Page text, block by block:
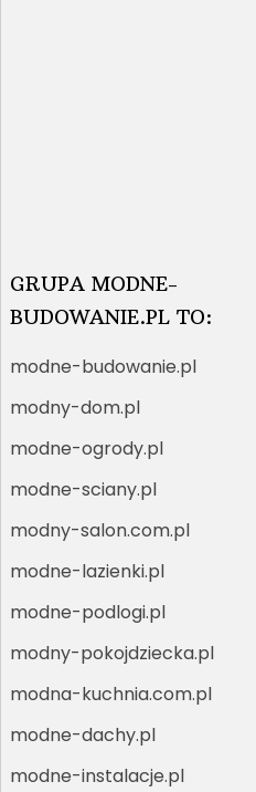
GRUPA MODNE-
BUDOWANIE.PL TO:
modne-budowanie.pl
modny-dom.pl
modne-ogrody.pl
modne-sciany.pl
modny-salon.com.pl
modne-lazienki.pl
modne-podlogi.pl
modny-pokojdziecka.pl
modna-kuchnia.com.pl
modne-dachy.pl
modne-instalacje.pl